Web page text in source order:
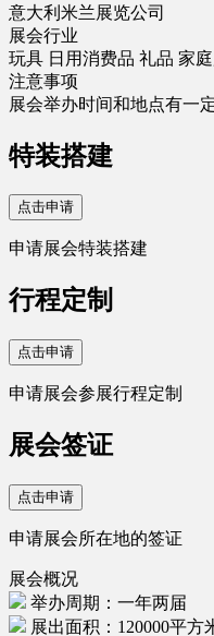
意大利米兰展览公司
展会行业
玩具 日用消费品 礼品 家
注意事项
展会举办时间和地点有一
特装搭建
点击申请
申请展会特装搭建
行程定制
点击申请
申请展会参展行程定制
展会签证
点击申请
申请展会所在地的签证
展会概况
举办周期：一年两届
展出面积：120000平方